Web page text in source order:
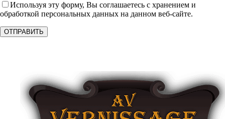
Используя эту форму, Вы соглашаетесь с хранением и
обработкой персональных данных на данном веб-сайте.